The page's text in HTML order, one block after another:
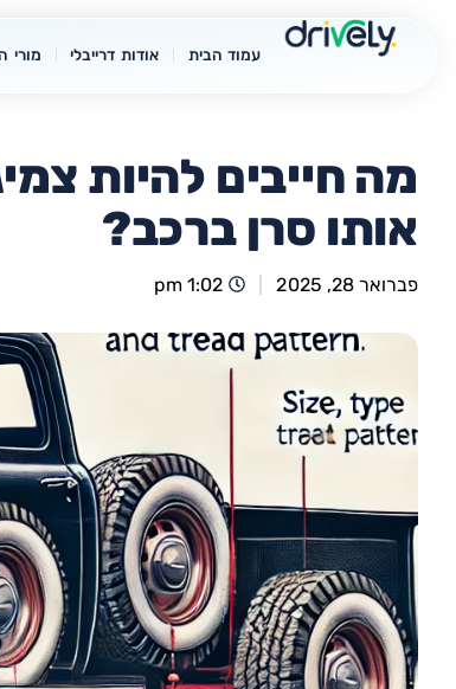
עמוד הבית אודות דרייבלי מורי
מה חייבים להיות
אותו סרן ברכב?
פברואר 28, 2025 1:02 pm